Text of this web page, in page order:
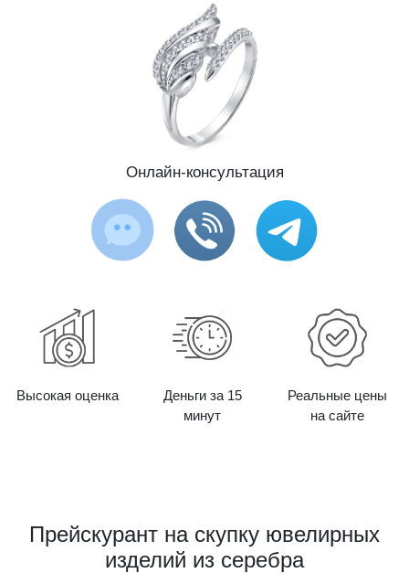
Онлайн-консультация
Высокая оценка
Деньги за 15
минут
Реальные цены
на сайте
Прейскурант на скупку ювелирных
изделий из серебра